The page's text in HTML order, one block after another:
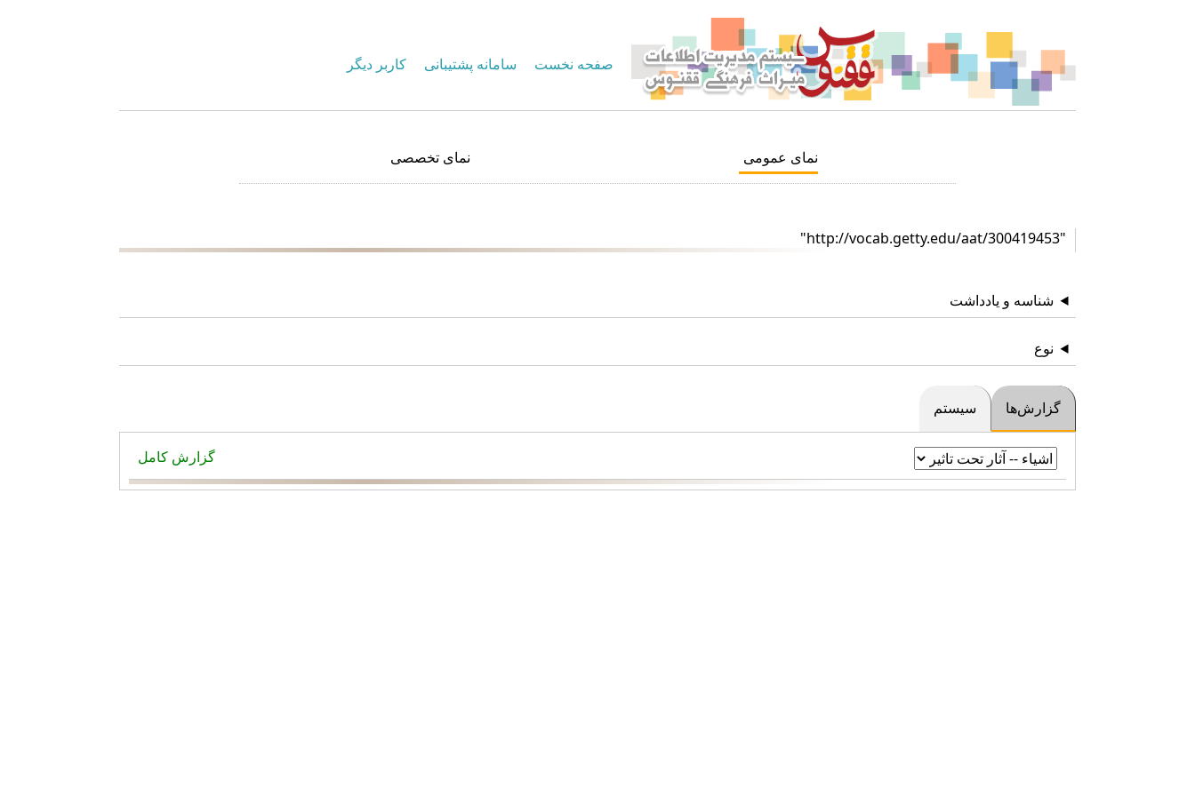
صفحه نخست سامانه پشتیبانی کاربر دیگر
نمای عمومی نمای تخصصی
"http://vocab.getty.edu/aat/300419453"
شناسه و یادداشت
نوع
گزارش‌ها سیستم
گزارش کامل